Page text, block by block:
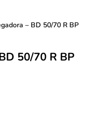
– BD 50/70 R BP
50/70 R BP